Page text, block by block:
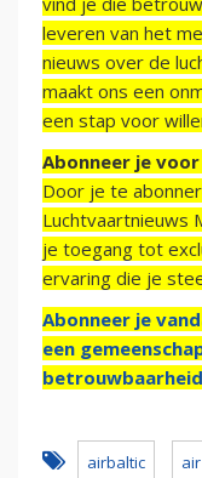
leveren van het
nieuws over de
maakt ons een
een stap voor
Abonneer je
Door je te
Luchtvaartnieuws
je toegang tot
ervaring die je
Abonneer je
een
airbaltic